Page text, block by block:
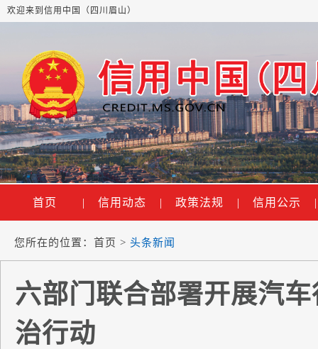
欢迎来到信用中国（四川眉山）
首页 | 信用动态 | 政策法规 | 信用公示 |
您所在的位置： 首页 > 头条新闻
六部门联合部署开展汽
治行动